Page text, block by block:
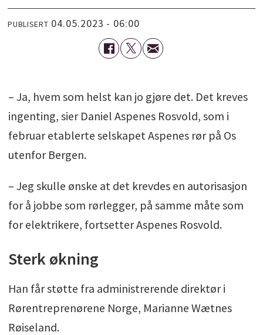
PUBLISERT 04.05.2023 - 06:00
– Ja, hvem som helst kan jo gjøre det. Det kreves
ingenting, sier Daniel Aspenes Rosvold, som i
februar etablerte selskapet Aspenes rør på Os
utenfor Bergen.
– Jeg skulle ønske at det krevdes en autorisasjon
for å jobbe som rørlegger, på samme måte som
for elektrikere, fortsetter Aspenes Rosvold.
Sterk økning
Han får støtte fra administrerende direktør i
Rørentreprenørene Norge, Marianne Wætnes
Røiseland.